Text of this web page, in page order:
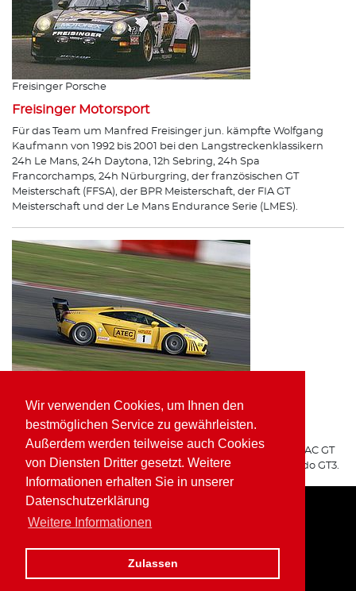
Wir verwenden Cookies, um Ihnen den
bestmöglichen Service zu gewährleisten.
Außerdem werden teilweise auch Cookies
von Diensten Dritter gesetzt. Weitere
Informationen erhalten Sie in unserer
Datenschutzerklärung
Weitere Informationen
Zulassen
Freisinger Porsche
Freisinger Motorsport
Für das Team um Manfred Freisinger jun. kämpfte Wolfgang
Kaufmann von 1992 bis 2001 bei den Langstreckenklassikern
24h Le Mans, 24h Daytona, 12h Sebring, 24h Spa
Francorchamps, 24h Nürburgring, der französischen GT
Meisterschaft (FFSA), der BPR Meisterschaft, der FIA GT
Meisterschaft und der Le Mans Endurance Serie (LMES).
ATEC Fluid Systems Lamborghini Gallardo GT3
ARGO Racing
Für ARGO Racing startete Wolfgang Kaufmann in der ADAC GT
Masters auf dem ATEC Fluid Systems Lamborghini Gallardo GT3.
Home Impressum